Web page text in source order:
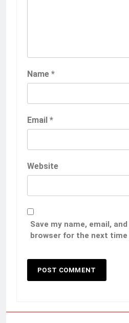
Name *
Email *
Website
Save my name, email,
browser for the next time